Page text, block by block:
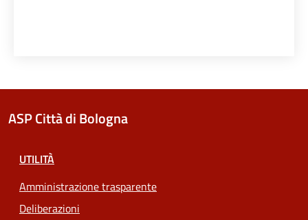
ASP Città di Bologna
UTILITÀ
Amministrazione trasparente
Deliberazioni